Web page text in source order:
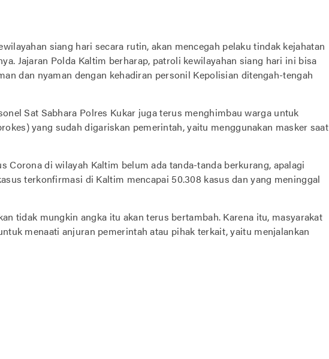
siang hari secara rutin, akan mencegah pelaku tindak kejahatan
Jajaran Polda Kaltim berharap, patroli kewilayahan siang hari ini bisa
dan nyaman dengan kehadiran personil Kepolisian ditengah-tengah
Sat Sabhara Polres Kukar juga terus menghimbau warga untuk
yang sudah digariskan pemerintah, yaitu menggunakan masker saat
Corona di wilayah Kaltim belum ada tanda-tanda berkurang, apalagi
terkonfirmasi di Kaltim mencapai 50.308 kasus dan yang meninggal
tidak mungkin angka itu akan terus bertambah. Karena itu, masyarakat
menaati anjuran pemerintah atau pihak terkait, yaitu menjalankan